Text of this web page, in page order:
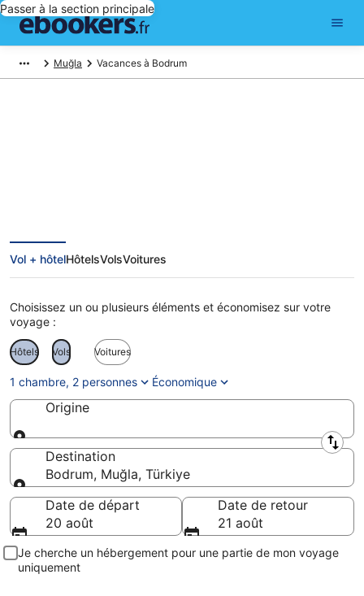
Passer à la section principale
Muğla Vacances à Bodrum
Vol + hôtelHôtelsVolsVoitures
Choisissez un ou plusieurs éléments et économisez sur votre
voyage :
Hôtels Vols Voitures
1 chambre, 2 personnes Économique
Origine
Origine
Destination
Bodrum, Muğla, Türkiye
Destination
Date de départ
20 août
Date de retour
21 août
Je cherche un hébergement pour une partie de mon voyage
uniquement